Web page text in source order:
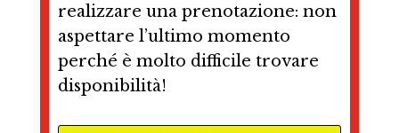
realizzare una prenotazione: non
aspettare l’ultimo momento
perché è molto difficile trovare
disponibilità!